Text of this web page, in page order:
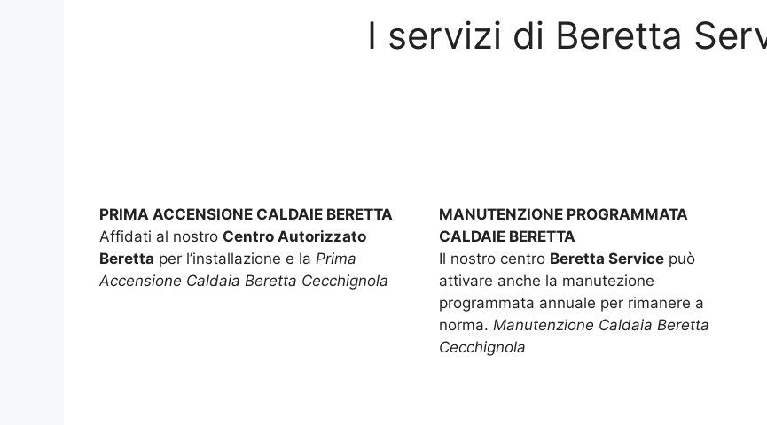
I servizi di Beretta
PRIMA ACCENSIONE CALDAIE BERETTA
Affidati al nostro Centro Autorizzato
Beretta per l’installazione e la Prima
Accensione Caldaia Beretta Cecchignola
MANUTENZIONE PROGRAMMATA
CALDAIE BERETTA
Il nostro centro Beretta Servicepuò
attivare anche la manutezione
programmata annuale per rimanere a
norma. Manutenzione Caldaia Beretta
Cecchignola